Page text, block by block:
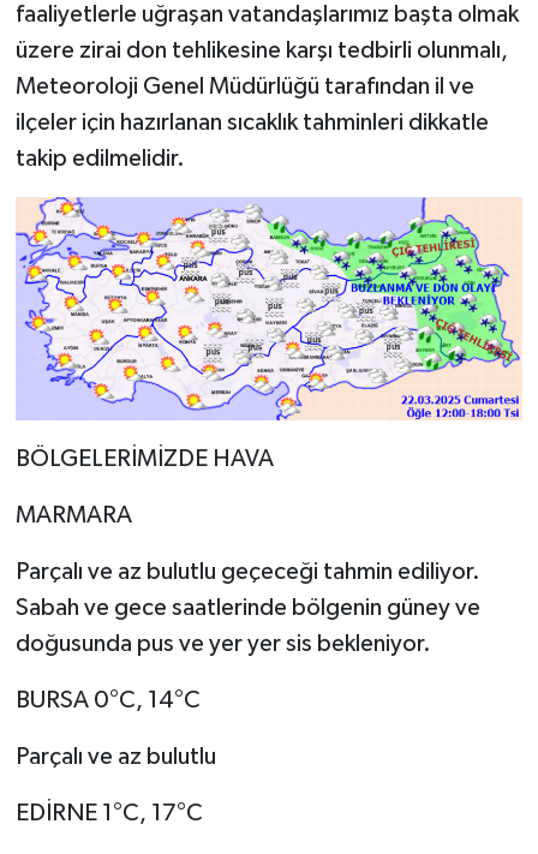
faaliyetlerle uğraşan vatandaşlarımız başta olmak
üzere zirai don tehlikesine karşı tedbirli olunmalı,
Meteoroloji Genel Müdürlüğü tarafından il ve
ilçeler için hazırlanan sıcaklık tahminleri dikkatle
takip edilmelidir.
BÖLGELERİMİZDE HAVA
MARMARA
Parçalı ve az bulutlu geçeceği tahmin ediliyor.
Sabah ve gece saatlerinde bölgenin güney ve
doğusunda pus ve yer yer sis bekleniyor.
BURSA 0°C, 14°C
Parçalı ve az bulutlu
EDİRNE 1°C, 17°C